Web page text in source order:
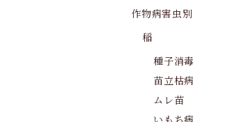
作物病害虫別
稲
種子消毒
苗立枯病
ムレ苗